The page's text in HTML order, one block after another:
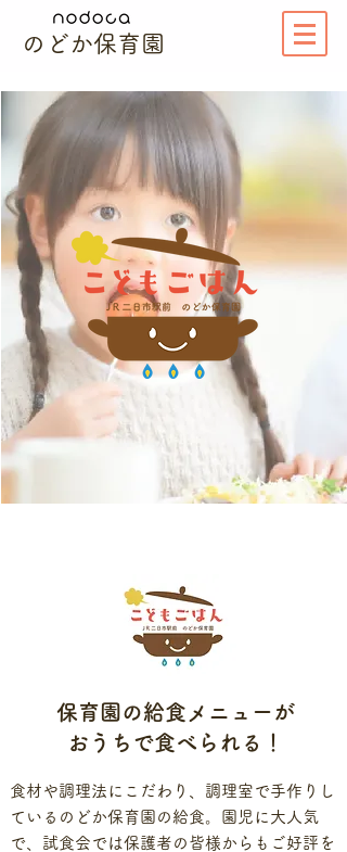
のどか保育園
保育園の給食メニューが
​おうちで食べられる！
食材や調理法にこだわり、調理室で手作りし
ているのどか保育園の給食。園児に大人気
で、試食会では保護者の皆様からもご好評を